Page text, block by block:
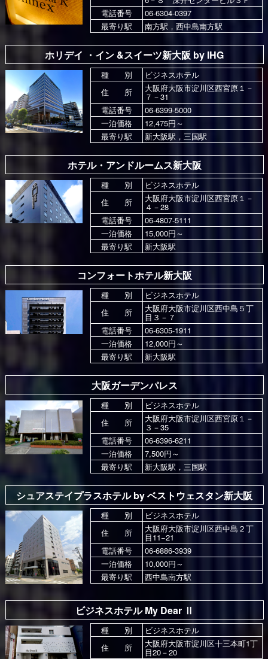
電話番号
06-6304-0397
最寄り駅
南方駅，西中島南方駅
ホリデイ ・イン &スイーツ新大阪 by IHG
種 別
ビジネスホテル
住 所
大阪府大阪市淀川区西宮原１－
７－31
電話番号
06-6399-5000
一泊価格
12,475円～
最寄り駅
新大阪駅，三国駅
ホテル・アンドルームス新大阪
種 別
ビジネスホテル
住 所
大阪府大阪市淀川区西宮原１－
４－28
電話番号
06-4807-5111
一泊価格
15,000円～
最寄り駅
新大阪駅
コンフォートホテル新大阪
種 別
ビジネスホテル
住 所
大阪府大阪市淀川区西中島５丁
目３－７
電話番号
06-6305-1911
一泊価格
12,000円～
最寄り駅
新大阪駅
大阪ガーデンパレス
種 別
ビジネスホテル
住 所
大阪府大阪市淀川区西宮原１－
３－35
電話番号
06-6396-6211
一泊価格
7,500円～
最寄り駅
新大阪駅，三国駅
シュアステイプラスホテル by ベストウェスタン新大阪
種 別
ビジネスホテル
住 所
大阪府大阪市淀川区西中島２丁
目11−21
電話番号
06-6886-3939
一泊価格
10,000円～
最寄り駅
西中島南方駅
ビジネスホテル My Dear Ⅱ
種 別
ビジネスホテル
住 所
大阪府大阪市淀川区十三本町1丁
目20－20